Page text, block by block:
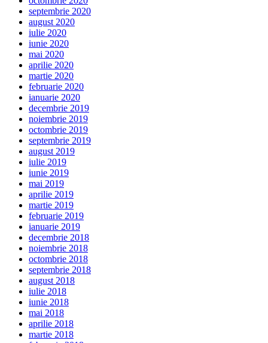
septembrie 2020
august 2020
iulie 2020
iunie 2020
mai 2020
aprilie 2020
martie 2020
februarie 2020
ianuarie 2020
decembrie 2019
noiembrie 2019
octombrie 2019
septembrie 2019
august 2019
iulie 2019
iunie 2019
mai 2019
aprilie 2019
martie 2019
februarie 2019
ianuarie 2019
decembrie 2018
noiembrie 2018
octombrie 2018
septembrie 2018
august 2018
iulie 2018
iunie 2018
mai 2018
aprilie 2018
martie 2018